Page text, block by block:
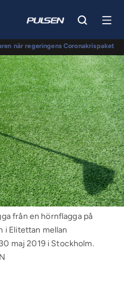
när regeringens Coronakrispaket
från en hörnflagga på
i Elitettan mellan
maj 2019 i Stockholm.